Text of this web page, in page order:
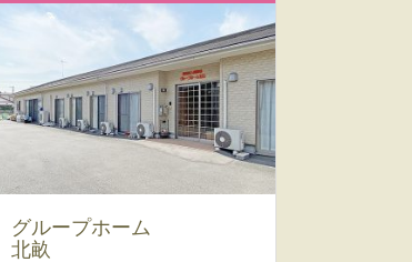
グループホーム
北畝